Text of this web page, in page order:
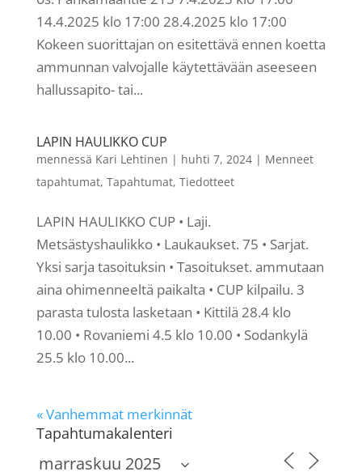
14.4.2025 klo 17:00 28.4.2025 klo 17:00
Kokeen suorittajan on esitettävä ennen koetta
ammunnan valvojalle käytettävään aseeseen
hallussapito- tai...
LAPIN HAULIKKO CUP
mennessä Kari Lehtinen | huhti 7, 2024| Menneet
tapahtumat, Tapahtumat, Tiedotteet
LAPIN HAULIKKO CUP • Laji.
Metsästyshaulikko • Laukaukset. 75 • Sarjat.
Yksi sarja tasoituksin • Tasoitukset. ammutaan
aina ohimenneeltä paikalta • CUP kilpailu. 3
parasta tulosta lasketaan • Kittilä 28.4 klo
10.00 • Rovaniemi 4.5 klo 10.00 • Sodankylä
25.5 klo 10.00...
« Vanhemmat merkinnät
Tapahtumakalenteri